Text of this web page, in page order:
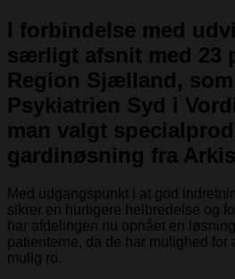
I forbindelse med
særligt afsnit med 23
Region Sjælland,
Psykiatrien Syd i
man valgt
gardinøsning fra
Med udgangspunkt i at god
sikrer en hurtigere helbredelse og
har afdelingen nu opnået en
patienterne, da de har mulighed
mulig ro.